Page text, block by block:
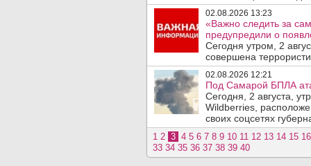
02.08.2026 13:23
«Важно следить за
предупредили о
Сегодня утром, 2
совершена
02.08.2026 12:21
Под Самарой БПЛА
Сегодня, 2 августа,
Wildberries,
своих соцсетях
1 2 3 4 5 6 7 8 9 10 11 12 13 14 15 16
33 34 35 36 37 38 39 40